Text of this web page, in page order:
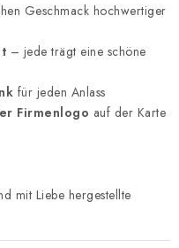
Geschmack hochwertiger
– jede trägt eine schöne
für jeden Anlass
Firmenlogo auf der Karte
mit Liebe hergestellte